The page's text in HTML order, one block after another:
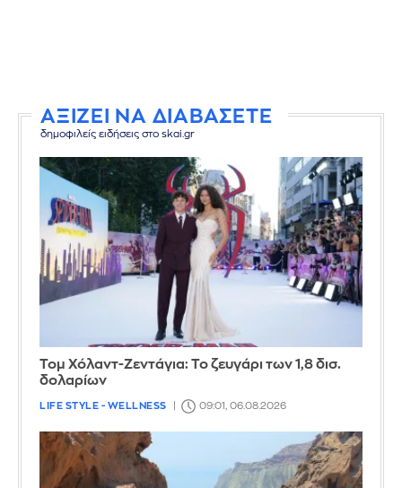
ΑΞΙΖΕΙ ΝΑ ΔΙΑΒΑΣΕΤΕ
δημοφιλείς ειδήσεις στο skai.gr
Τομ Χόλαντ-Ζεντάγια: Το ζευγάρι των 1,8 δισ.
δολαρίων
LIFE STYLE - WELLNESS 09:01, 06.08.2026